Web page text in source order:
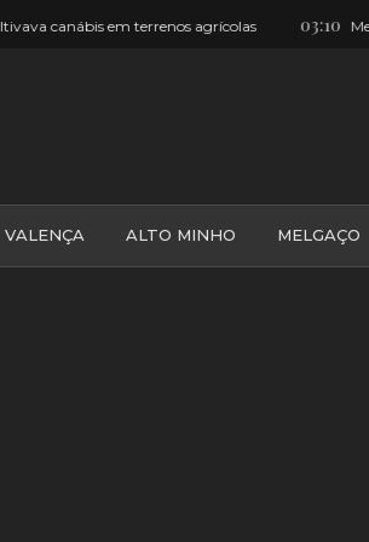
Melgaço: Multidão na Festa do Emigrante [FOTOS]
VALENÇA ALTO MINHO MELGAÇO